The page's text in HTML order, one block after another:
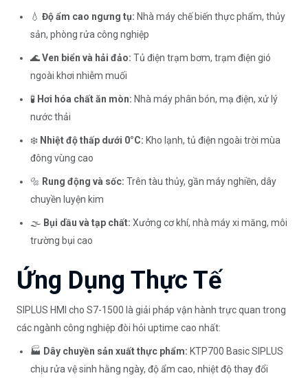
💧 Độ ẩm cao ngưng tụ: Nhà máy chế biến thực phẩm, thủy
sản, phòng rửa công nghiệp
🌊Ven biển và hải đảo: Tủ điện trạm bơm, trạm điện gió
ngoài khơi nhiễm muối
🧪 Hơi hóa chất ăn mòn: Nhà máy phân bón, mạ điện, xử lý
nước thải
❄️ Nhiệt độ thấp dưới 0°C: Kho lạnh, tủ điện ngoài trời mùa
đông vùng cao
🔩 Rung động và sốc: Trên tàu thủy, gần máy nghiền, dây
chuyền luyện kim
🌫️ Bụi dầu và tạp chất: Xưởng cơ khí, nhà máy xi măng, môi
trường bụi cao
Ứng Dụng Thực Tế
SIPLUS HMI cho S7-1500 là giải pháp vận hành trực quan trong
các ngành công nghiệp đòi hỏi uptime cao nhất:
🏭 Dây chuyền sản xuất thực phẩm: KTP700 Basic SIPLUS
chịu rửa vệ sinh hằng ngày, độ ẩm cao, nhiệt độ thay đổi